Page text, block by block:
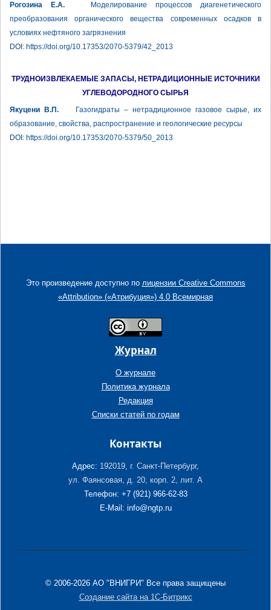
Рогозина Е.А. Моделирование процессов диагенетического
преобразования органического вещества современных осадков в
условиях нефтяного загрязнения
DOI: https://doi.org/10.17353/2070-5379/42_2013
ТРУДНОИЗВЛЕКАЕМЫЕ ЗАПАСЫ, НЕТРАДИЦИОННЫЕ ИСТОЧНИКИ
УГЛЕВОДОРОДНОГО СЫРЬЯ
Якуцени В.П.
Газогидраты – нетрадиционное газовое сырье, их
образование, свойства, распространение и геологические ресурсы
DOI: https://doi.org/10.17353/2070-5379/50_2013
Это произведение доступно по лицензии Creative Commons
«Attribution» («Атрибуция») 4.0 Всемирная
Журнал
О журнале
Политика журнала
Редакция
Списки статей по годам
Контакты
Адрес: 192019, г. Санкт-Петербург,
ул. Фаянсовая, д. 20, корп. 2, лит. А
Телефон: +7 (921) 966-62-83
E-Mail: info@ngtp.ru
© 2006-2026 АО "ВНИГРИ" Все права защищены
Создание сайта на 1С-Битрикс